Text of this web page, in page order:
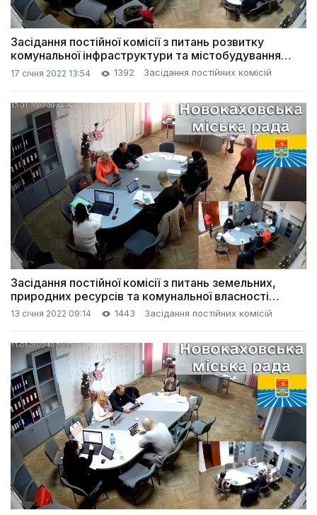
Засідання постійної комісії з питань розвитку
комунальної інфраструктури та містобудування
(17.01.2022)
17 січня 2022 13:54 1392 Засідання постійних комісій
Засідання постійної комісії з питань земельних,
природних ресурсів та комунальної власності
(13.01.2022)
13 січня 2022 09:14 1443 Засідання постійних комісій